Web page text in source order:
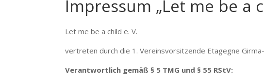
Impressum „Let me be a
Let me be a child e. V.
vertreten durch die 1. Vereinsvorsitzende Etagegne
Verantwortlich gemäß § 5 TMG und § 55 RStV: